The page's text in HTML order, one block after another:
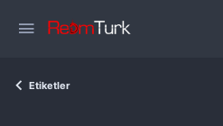
Etiketler